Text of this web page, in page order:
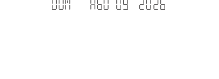
dom. - ago 09 .2026